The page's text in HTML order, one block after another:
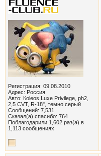
Регистрация: 09.08.2010
Адрес: Россия
Авто: Кoleos Luxe Privilege, ph2,
2,5 CVT, R-18", темно серый
Сообщений: 7,531
Сказал(а) спасибо: 764
Поблагодарили 1,602 раз(а) в
1,113 сообщениях